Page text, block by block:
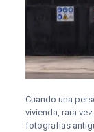
Cuando una
vivienda, rara
fotografías